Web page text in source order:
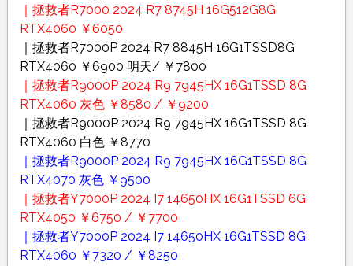
｜拯救者R7000 2024 R7 8745H 16G512G8G
RTX4060 ￥6050
｜拯救者R7000P 2024 R7 8845H 16G1TSSD8G
RTX4060 ￥6900 明天/ ￥7800
｜拯救者R9000P 2024 R9 7945HX 16G1TSSD 8G
RTX4060 灰色 ￥8580 / ￥9200
｜拯救者R9000P 2024 R9 7945HX 16G1TSSD 8G
RTX4060 白色 ￥8770
｜拯救者R9000P 2024 R9 7945HX 16G1TSSD 8G
RTX4070 灰色 ￥9500
｜拯救者Y7000P 2024 I7 14650HX 16G1TSSD 6G
RTX4050 ￥6750 / ￥7700
｜拯救者Y7000P 2024 I7 14650HX 16G1TSSD 8G
RTX4060 ￥7320 / ￥8250